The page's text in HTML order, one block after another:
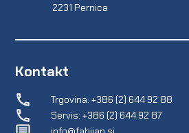
2231 Pernica
Kontakt
Trgovina: +386 (2) 644 92 88
Servis: +386 (2) 644 92 87